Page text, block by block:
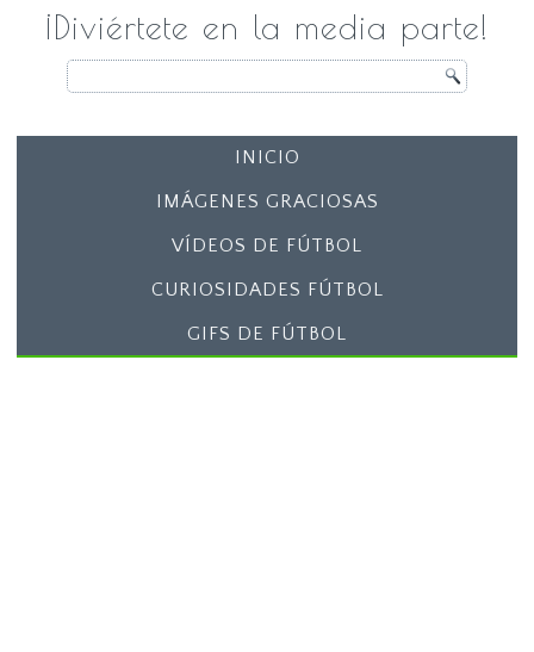
¡Diviértete en la media parte!
INICIO
IMÁGENES GRACIOSAS
VÍDEOS DE FÚTBOL
CURIOSIDADES FÚTBOL
GIFS DE FÚTBOL